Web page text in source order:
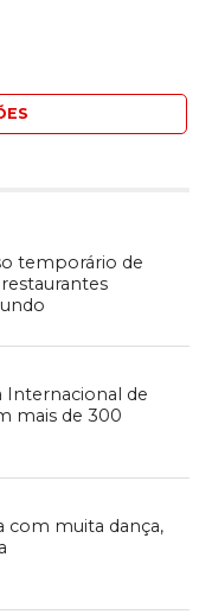
temporário de
Internacional de
mais de 300
com muita dança,